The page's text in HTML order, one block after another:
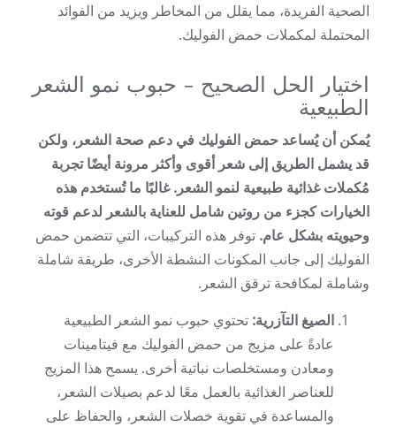
الصحية الفريدة، مما يقلل من المخاطر ويزيد من الفوائد
المحتملة لمكملات حمض الفوليك.
اختيار الحل الصحيح – حبوب نمو الشعر
الطبيعية
يُمكن أن يُساعد حمض الفوليك في دعم صحة الشعر، ولكن
قد يشمل الطريق إلى شعر أقوى وأكثر مرونة أيضًا تجربة
مُكملات غذائية طبيعية لنمو الشعر. غالبًا ما تُستخدم هذه
الخيارات كجزء من روتين شامل للعناية بالشعر لدعم قوته
وحيويته بشكل عام. توفر هذه التركيبات، التي تتضمن حمض
الفوليك إلى جانب المكونات النشطة الأخرى، طريقة شاملة
وشاملة لمكافحة ترقق الشعر.
الصيغ التآزرية: تحتوي حبوب نمو الشعر الطبيعية
عادةً على مزيج من حمض الفوليك مع فيتامينات
ومعادن ومستخلصات نباتية أخرى. يسمح هذا المزيج
للعناصر الغذائية بالعمل معًا لدعم بصيلات الشعر،
والمساعدة في تقوية خصلات الشعر، والحفاظ على